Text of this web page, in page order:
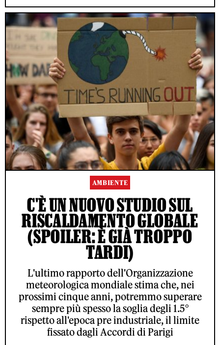
AMBIENTE
C'È UN NUOVO STUDIO SUL
RISCALDAMENTO GLOBALE
(SPOILER: È GIÀ TROPPO
TARDI)
L'ultimo rapporto dell'Organizzazione
meteorologica mondiale stima che, nei
prossimi cinque anni, potremmo superare
sempre più spesso la soglia degli 1.5°
rispetto all'epoca pre industriale, il limite
fissato dagli Accordi di Parigi